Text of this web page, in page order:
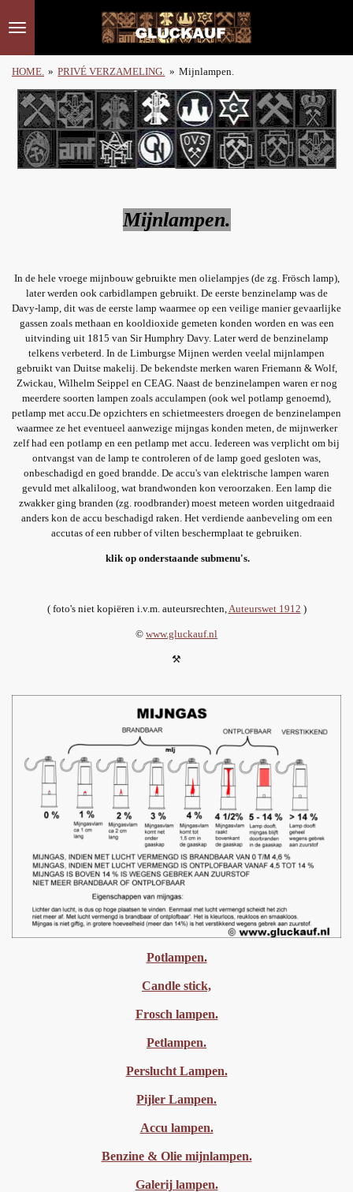
direct
hoofdinhoud
HOME. » PRIVÉ VERZAMELING. » Mijnlampen.
Mijnlampen.
In de hele vroege mijnbouw gebruikte men olielampjes (de zg. Frösch lamp),
later werden ook carbidlampen gebruikt. De eerste benzinelamp was de
Davy-lamp, dit was de eerste lamp waarmee op een veilige manier gevaarlijke
gassen zoals methaan en kooldioxide gemeten konden worden en was een
uitvinding uit 1815 van Sir Humphry Davy. Later werd de benzinelamp
telkens verbeterd. In de Limburgse Mijnen werden veelal mijnlampen
gebruikt van Duitse makelij. De bekendste merken waren Friemann & Wolf,
Zwickau, Wilhelm Seippel en CEAG. Naast de benzinelampen waren er nog
meerdere soorten lampen zoals acculampen (ook wel potlamp genoemd),
petlamp met accu.De opzichters en schietmeesters droegen de benzinelampen
waarmee ze het eventueel aanwezige mijngas konden meten, de mijnwerker
zelf had een potlamp en een petlamp met accu. Iedereen was verplicht om bij
ontvangst van de lamp te controleren of de lamp goed gesloten was,
onbeschadigd en goed brandde. De accu's van elektrische lampen waren
gevuld met alkaliloog, wat brandwonden kon veroorzaken. Een lamp die
zwakker ging branden (zg. roodbrander) moest meteen worden uitgedraaid
anders kon de accu beschadigd raken. Het verdiende aanbeveling om een
accutas of een rubber of vilten beschermplaat te gebruiken.
klik op onderstaande submenu's.
( foto's niet kopiëren i.v.m. auteursrechten,Auteurswet 1912 )
© www.gluckauf.nl
⚒
Potlampen.
Candle stick,
Frosch lampen.
Petlampen.
Perslucht Lampen.
Pijler Lampen.
Accu lampen.
Benzine & Olie mijnlampen.
Galerij lampen.